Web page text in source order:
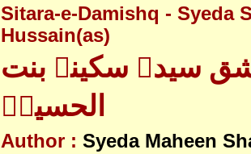
Sitara-e-Damishq - Syeda
Hussain(as)
سیدہ سکینہ بنت
الحسینؑ
Author : Syeda Maheen